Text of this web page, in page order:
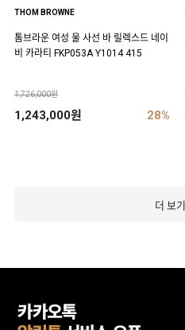
THOM BROWNE
톰브라운 여성 울 사선 바 릴렉스드 네이
비 카라티 FKP053A Y1014 415
1,726,000원
1,243,000원 28%
더 보기